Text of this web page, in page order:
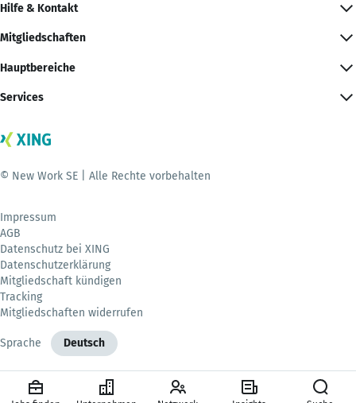
Hilfe & Kontakt
Mitgliedschaften
Hauptbereiche
Services
© New Work SE | Alle Rechte vorbehalten
Impressum
AGB
Datenschutz bei XING
Datenschutzerklärung
Mitgliedschaft kündigen
Tracking
Mitgliedschaften widerrufen
Sprache Deutsch